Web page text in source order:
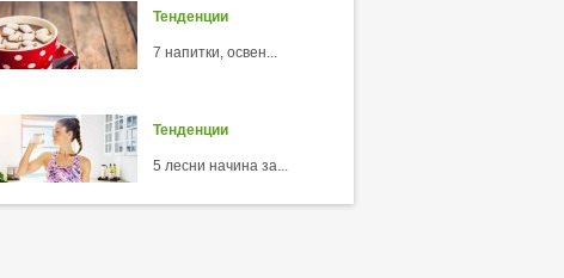
Тенденции
7 напитки, освен...
Тенденции
5 лесни начина за...